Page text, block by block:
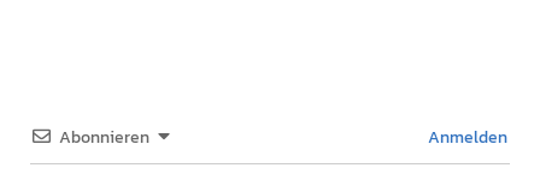
Abonnieren Anmelden